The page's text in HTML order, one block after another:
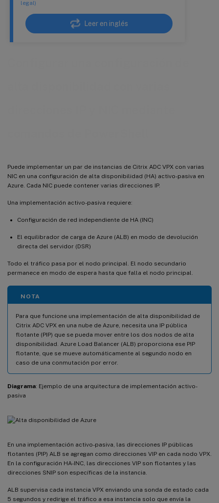
legal)
Leer en inglés
Puede implementar un par de instancias de Citrix ADC VPX con varias
NIC en una configuración de alta disponibilidad (HA) activo-pasiva en
Azure. Cada NIC puede contener varias direcciones IP.
Una implementación activo-pasiva requiere:
Configuración de red independiente de HA (INC)
El equilibrador de carga de Azure (ALB) en modo de devolución
directa del servidor (DSR)
Todo el tráfico pasa por el nodo principal. El nodo secundario
permanece en modo de espera hasta que falla el nodo principal.
NOTA
Para que funcione una implementación de alta disponibilidad de
Citrix ADC VPX en una nube de Azure, necesita una IP pública
flotante (PIP) que se pueda mover entre los dos nodos de alta
disponibilidad. Azure Load Balancer (ALB) proporciona ese PIP
flotante, que se mueve automáticamente al segundo nodo en
caso de una conmutación por error.
Diagrama: Ejemplo de una arquitectura de implementación activo-
pasiva
En una implementación activo-pasiva, las direcciones IP públicas
flotantes (PIP) ALB se agregan como direcciones VIP en cada nodo VPX.
En la configuración HA-INC, las direcciones VIP son flotantes y las
direcciones SNIP son específicas de la instancia.
ALB supervisa cada instancia VPX enviando una sonda de estado cada
5 segundos y redirige el tráfico a esa instancia solo que envía la